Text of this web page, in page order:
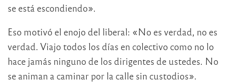
se está escondiendo».
Eso motivó el enojo del liberal: «No es verdad, no es
verdad. Viajo todos los días en colectivo como no lo
hace jamás ninguno de los dirigentes de ustedes. No
se animan a caminar por la calle sin custodios».